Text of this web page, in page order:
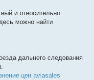
и относительно
можно найти
дальнего следования
цен aviasales